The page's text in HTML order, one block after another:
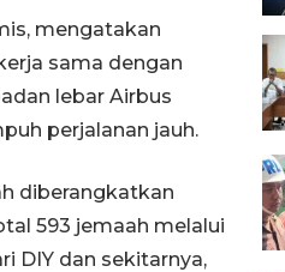
mengatakan
sama dengan
lebar Airbus
perjalanan jauh.
diberangkatkan
593 jemaah melalui
DIY dan sekitarnya,